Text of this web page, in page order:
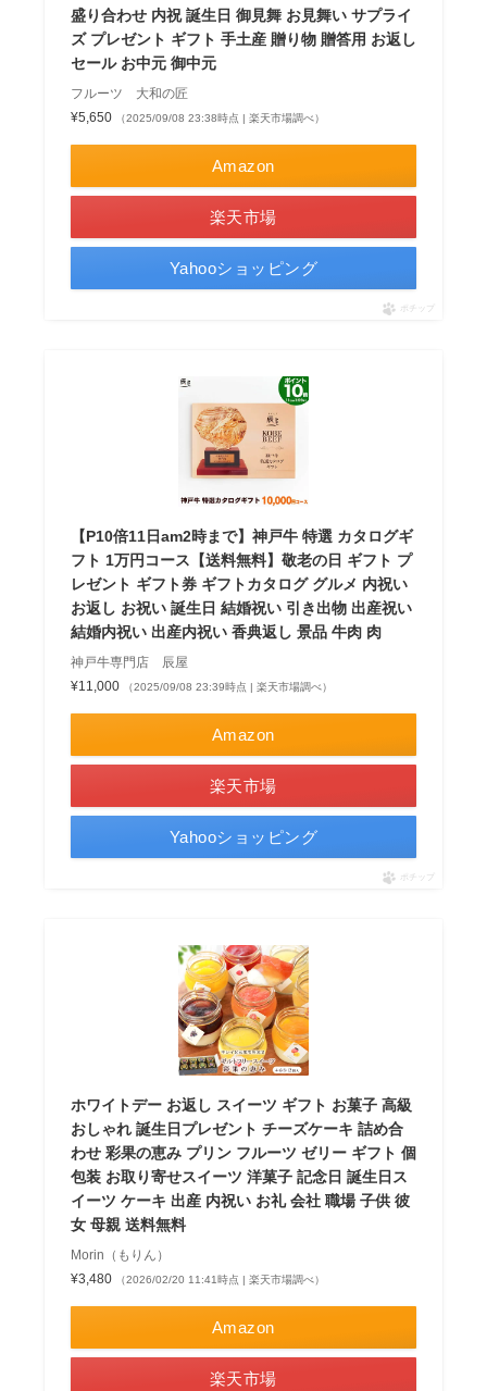
盛り合わせ 内祝 誕生日 御見舞 お見舞い サプライ
ズ プレゼント ギフト 手土産 贈り物 贈答用 お返し
セール お中元 御中元
フルーツ 大和の匠
¥5,650
（2025/09/08 23:38時点 | 楽天市場調べ）
Amazon
楽天市場
Yahooショッピング
ポチップ
【P10倍11日am2時まで】神戸牛 特選 カタログギ
フト 1万円コース【送料無料】敬老の日 ギフト プ
レゼント ギフト券 ギフトカタログ グルメ 内祝い
お返し お祝い 誕生日 結婚祝い 引き出物 出産祝い
結婚内祝い 出産内祝い 香典返し 景品 牛肉 肉
神戸牛専門店 辰屋
¥11,000
（2025/09/08 23:39時点 | 楽天市場調べ）
Amazon
楽天市場
Yahooショッピング
ポチップ
ホワイトデー お返し スイーツ ギフト お菓子 高級
おしゃれ 誕生日プレゼント チーズケーキ 詰め合
わせ 彩果の恵み プリン フルーツ ゼリー ギフト 個
包装 お取り寄せスイーツ 洋菓子 記念日 誕生日ス
イーツ ケーキ 出産 内祝い お礼 会社 職場 子供 彼
女 母親 送料無料
Morin（もりん）
¥3,480
（2026/02/20 11:41時点 | 楽天市場調べ）
Amazon
楽天市場